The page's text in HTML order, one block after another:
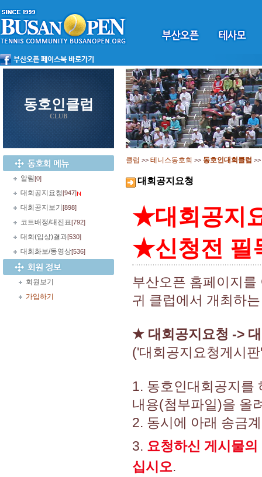
동호인클럽
CLUB
알림[0]
대회공지요청[947]
대회공지보기 [898]
코트배정/대진표[792]
대회(입상)결과[530]
대회화보/동영상[536]
회원보기
가입하기
클럽 >> 테니스동호회 >> 동호인대회클럽 >>
대회공지요청
★대회공지
★신청전 필
부산오픈 홈페이지
귀 클럽에서 개최하
★ 대회공지요청 ->
('대회공지요청게시판
1. 동호인대회공지를
내용(첨부파일)을 올
2. 동시에 아래 송금
3. 요청하신 게시물
십시오.